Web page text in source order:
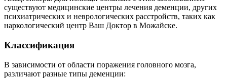
существуют медицинские центры лечения деменции, других
психиатрических и неврологических расстройств, таких как
наркологический центр Ваш Доктор в Можайске.
Классификация
В зависимости от области поражения головного мозга,
различают разные типы деменции: